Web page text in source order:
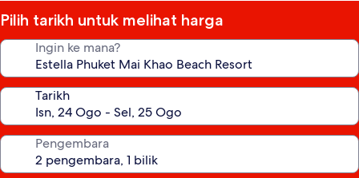
Pilih tarikh untuk melihat harga
Ingin ke mana?
Tarikh
Pengembara